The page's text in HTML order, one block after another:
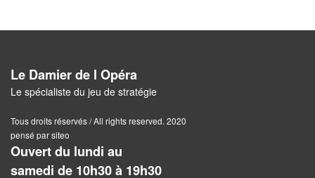
Pour
les
Pour
la
Le Damier de l Opéra
Le spécialiste du jeu de stratégie
Tous droits réservés / All rights reserved. 2020
pensé par siteo
Ouvert du lundi au
samedi de 10h30 à 19h30